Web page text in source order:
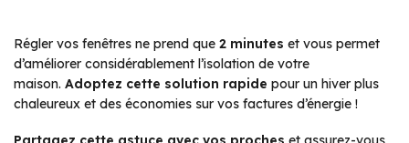
Régler vos fenêtres ne prend que 2 minutes et vous permet
d’améliorer considérablement l’isolation de votre
maison. Adoptez cette solution rapide pour un hiver plus
chaleureux et des économies sur vos factures d’énergie !